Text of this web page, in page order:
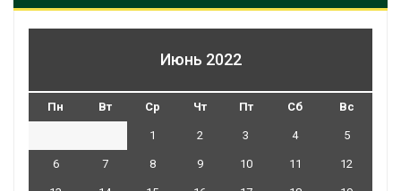
Июнь 2022
Пн Вт Ср Чт Пт Сб Вс
1 2 3 4 5
6 7 8 9 10 11 12